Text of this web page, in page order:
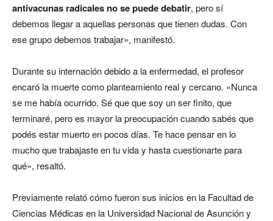
antivacunas radicales no se puede debatir, pero sí
debemos llegar a aquellas personas que tienen dudas. Con
ese grupo debemos trabajar», manifestó.
Durante su internación debido a la enfermedad, el profesor
encaró la muerte como planteamiento real y cercano. «Nunca
se me había ocurrido. Sé que que soy un ser finito, que
terminaré, pero es mayor la preocupación cuando sabés que
podés estar muerto en pocos días. Te hace pensar en lo
mucho que trabajaste en tu vida y hasta cuestionarte para
qué», resaltó.
Previamente relató cómo fueron sus inicios en la Facultad de
Ciencias Médicas en la Universidad Nacional de Asunción y